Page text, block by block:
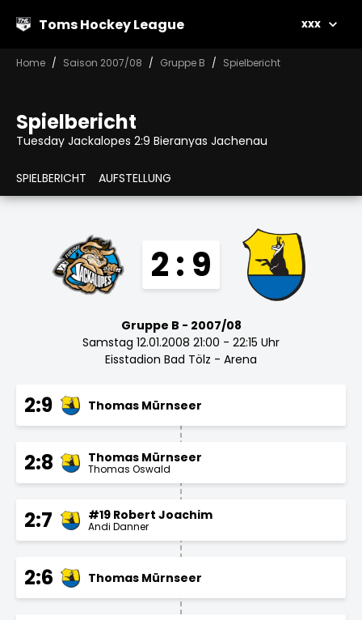
Toms Hockey League xxx
Home Saison 2007/08 Gruppe B Spielbericht
Spielbericht
Tuesday Jackalopes 2:9 Bieranyas Jachenau
SPIELBERICHT AUFSTELLUNG
2 : 9
Gruppe B - 2007/08
Samstag 12.01.2008 21:00 - 22:15 Uhr
Eisstadion Bad Tölz - Arena
2:9 Thomas Mürnseer
2:8 Thomas Mürnseer
Thomas Oswald
2:7 #19 Robert Joachim
Andi Danner
2:6 Thomas Mürnseer